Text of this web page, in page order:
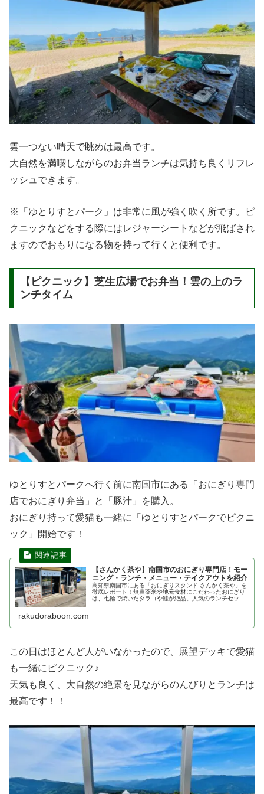
雲一つない晴天で眺めは最高です。
大自然を満喫しながらのお弁当ランチは気持ち良くリフレ
ッシュできます。
※「ゆとりすとパーク」は非常に風が強く吹く所です。ピ
クニックなどをする際にはレジャーシートなどが飛ばされ
ますのでおもりになる物を持って行くと便利です。
【ピクニック】芝生広場でお弁当！雲の上のラ
ンチタイム
ゆとりすとパークへ行く前に南国市にある「おにぎり専門
店でおにぎり弁当」と「豚汁」を購入。
おにぎり持って愛猫も一緒に「ゆとりすとパークでピクニ
ック」開始です！
【さんかく茶や】南国市のおにぎり専門店！モー
ニング・ランチ・メニュー・テイクアウトを紹介
高知県南国市にある「おにぎりスタンド さんかく茶や」を
徹底レポート！無農薬米や地元食材にこだわったおにぎり
は、七輪で焼いたタラコや鮭が絶品。人気のランチセット
rakudoraboon.com
この日はほとんど人がいなかったので、展望デッキで愛猫
も一緒にピクニック♪
天気も良く、大自然の絶景を見ながらのんびりとランチは
最高です！！